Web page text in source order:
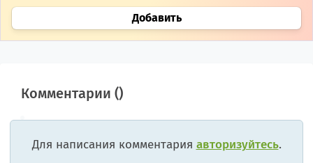
Добавить
Комментарии ()
Для написания комментария авторизуйтесь.